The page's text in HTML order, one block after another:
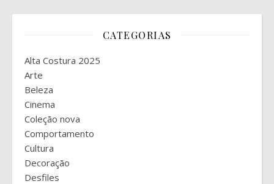
CATEGORIAS
Alta Costura 2025
Arte
Beleza
Cinema
Coleção nova
Comportamento
Cultura
Decoração
Desfiles